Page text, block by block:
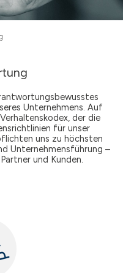
Unternehmens. Auf
der die
für unser
uns zu höchsten
Unternehmensführung –
und Kunden.